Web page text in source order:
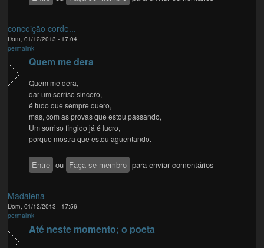
conceição corde...
Dom, 01/12/2013 - 17:04
permalink
Quem me dera
Quem me dera,
dar um sorriso sincero,
é tudo que sempre quero,
mas, com as provas que estou passando,
Um sorriso fingido já é lucro,
porque mostra que estou aguentando.
Entre ou Faça-se membro para enviar comentários
Madalena
Dom, 01/12/2013 - 17:56
permalink
Até neste momento; o poeta